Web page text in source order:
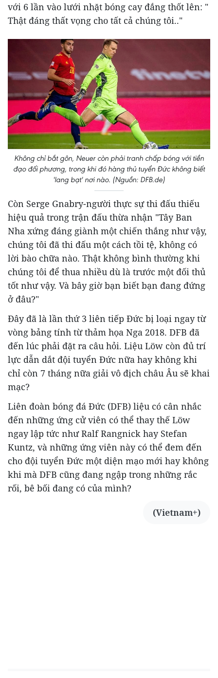
với 6 lần vào lưới nhặt bóng cay đắng thốt lên: "
Thật đáng thất vọng cho tất cả chúng tôi.."
Không chỉ bắt gôn, Neuer còn phải tranh chấp bóng với tiền
đạo đối phương, trong khi đó hàng thủ tuyển Đức không biết
'lang bạt' nơi nào. (Nguồn: DFB.de)
Còn Serge Gnabry-người thực sự thi đấu thiếu
hiệu quả trong trận đấu thừa nhận "Tây Ban
Nha xứng đáng giành một chiến thắng như vậy,
chúng tôi đã thi đấu một cách tồi tệ, không có
lời bào chữa nào. Thật không bình thường khi
chúng tôi để thua nhiều dù là trước một đối thủ
tốt như vậy. Và bây giờ bạn biết bạn đang đứng
ở đâu?"
Đây đã là lần thứ 3 liên tiếp Đức bị loại ngay từ
vòng bảng tính từ thảm họa Nga 2018. DFB đã
đến lúc phải đặt ra câu hỏi. Liệu Löw còn đủ trí
lực dẫn dắt đội tuyển Đức nữa hay không khi
chỉ còn 7 tháng nữa giải vô địch châu Âu sẽ khai
mạc?
Liên đoàn bóng đá Đức (DFB) liệu có cân nhắc
đến những ứng cử viên có thể thay thế Löw
ngay lập tức như Ralf Rangnick hay Stefan
Kuntz, và những ứng viên này có thể đem đến
cho đội tuyển Đức một diện mạo mới hay không
khi mà DFB cũng đang ngập trong những rắc
rối, bê bối đang có của mình?
(Vietnam+)